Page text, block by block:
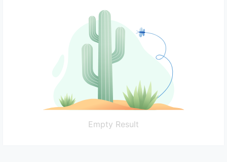
Empty Result